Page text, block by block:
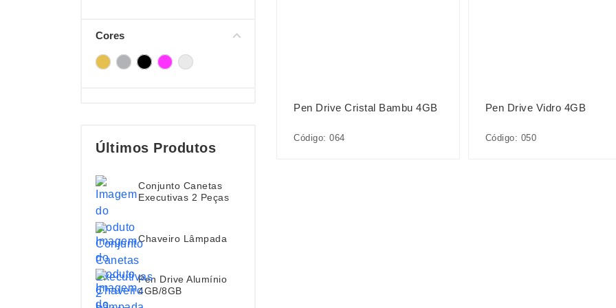
Cores
Últimos Produtos
Conjunto Canetas
Executivas 2 Peças
Chaveiro Lâmpada
Pen Drive Alumínio
4GB/8GB
Pen Drive Cristal Bambu 4GB
Código: 064
Pen Drive Vidro 4GB
Código: 050